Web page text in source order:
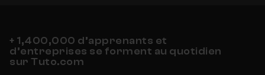
+ 1,400,000 d’apprenants et
d’entreprises se forment au quotidien
sur Tuto.com